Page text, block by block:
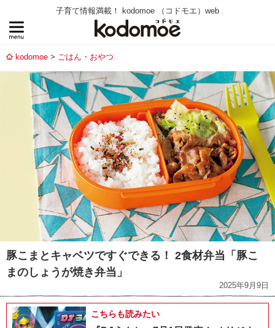
子育て情報満載！ kodomoe （コドモエ）web
kodomoe ごはん・おやつ
豚こまとキャベツですぐできる！ 2食材弁当「豚こ
まのしょうが焼き弁当」
2025年9月9日
こちらも読みたい